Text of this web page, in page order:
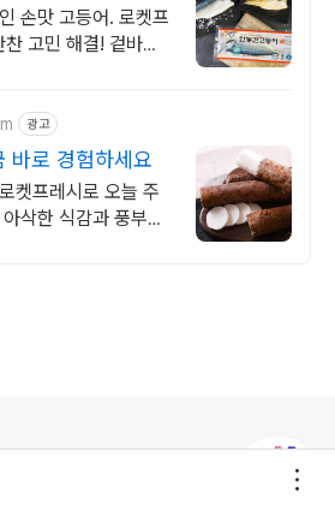
손맛 고등어. 로켓프
고민 해결! 겉바속
광고
바로 경험하세요
켓프레시로 오늘 주
삭한 식감과 풍부한
요한 최신 정보를 신속하게 제